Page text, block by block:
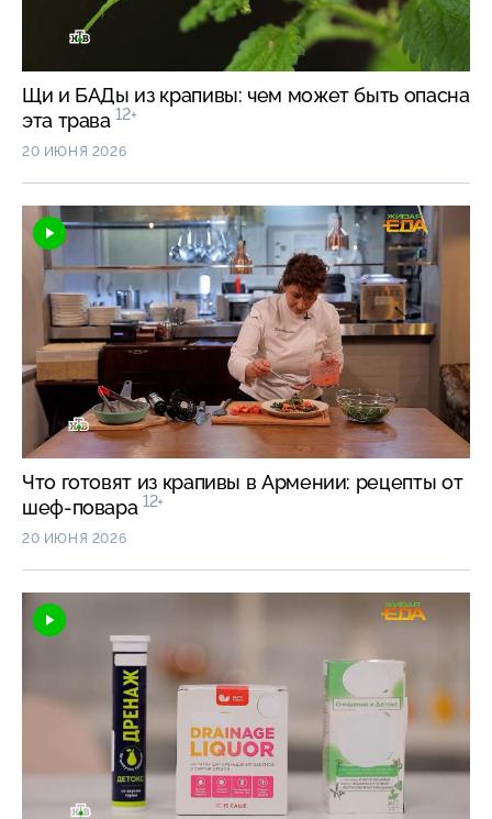
Щи и БАДы из крапивы: чем может быть опасна
эта трава 12+
20 ИЮНЯ 2026
Что готовят из крапивы в Армении: рецепты от
шеф-повара 12+
20 ИЮНЯ 2026